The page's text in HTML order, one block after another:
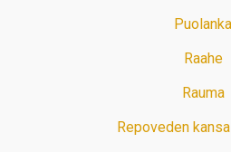
Puolanka
Raahe
Rauma
Repoveden